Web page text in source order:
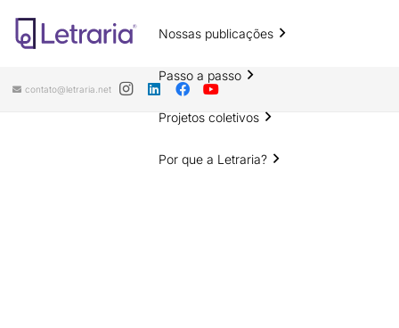
Nossas publicações
Passo a passo
Projetos coletivos
Por que a Letraria?
contato@letraria.net